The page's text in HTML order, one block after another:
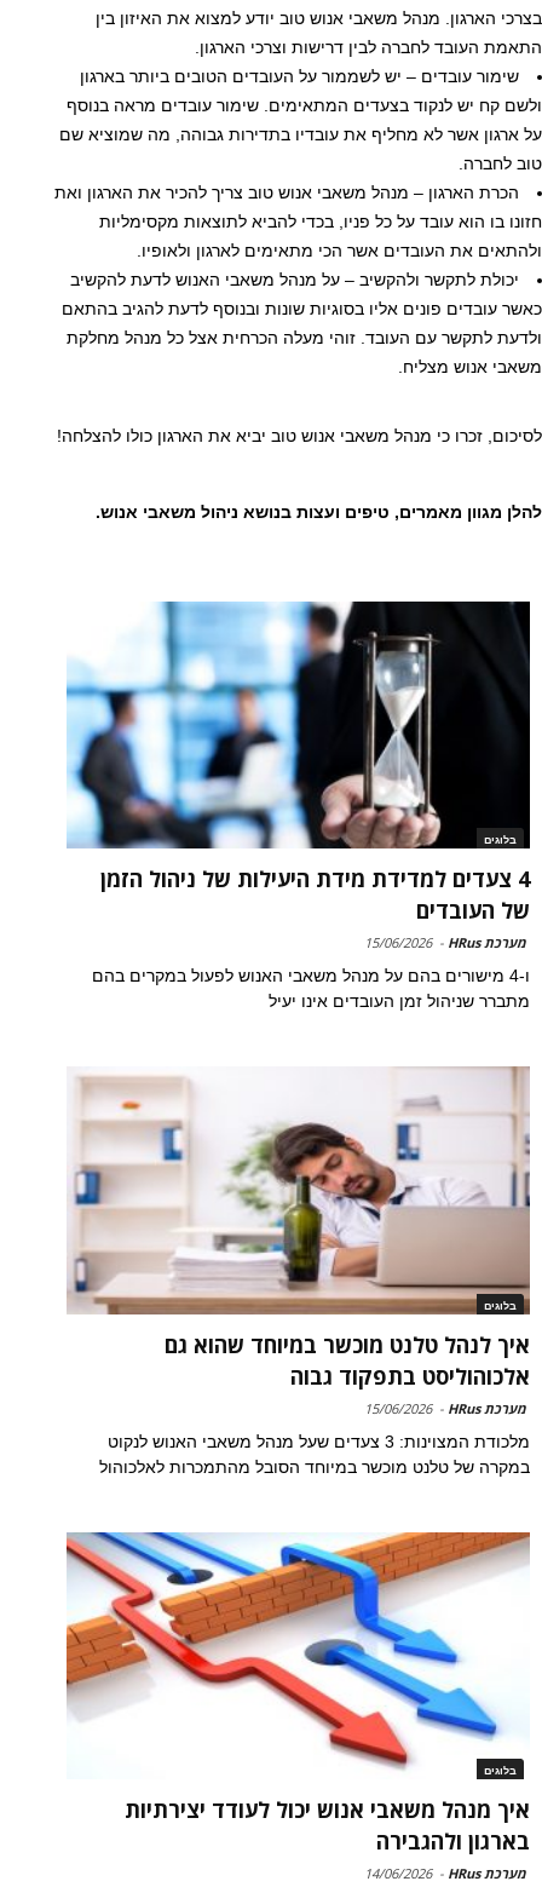
בצרכי הארגון. מנהל משאבי אנוש טוב יודע למצוא את האיזון בין
התאמת העובד לחברה לבין דרישות וצרכי הארגון.
שימור עובדים – יש לשממור על העובדים הטובים ביותר בארגון
ולשם קח יש לנקוד בצעדים המתאימים. שימור עובדים מראה בנוסף
על ארגון אשר לא מחליף את עובדיו בתדירות גבוהה, מה שמוציא שם
טוב לחברה.
הכרת הארגון – מנהל משאבי אנוש טוב צריך להכיר את הארגון ואת
חזונו בו הוא עובד על כל פניו, בכדי להביא לתוצאות מקסימליות
ולהתאים את העובדים אשר הכי מתאימים לארגון ולאופיו.
יכולת לתקשר ולהקשיב – על מנהל משאבי האנוש לדעת להקשיב
כאשר עובדים פונים אליו בסוגיות שונות ובנוסף לדעת להגיב בהתאם
ולדעת לתקשר עם העובד. זוהי מעלה הכרחית אצל כל מנהל מחלקת
משאבי אנוש מצליח.
לסיכום, זכרו כי מנהל משאבי אנוש טוב יביא את הארגון כולו להצלחה!
להלן מגוון מאמרים, טיפים ועצות בנושא ניהול משאבי אנוש.
בלוגים
4 צעדים למדידת מידת היעילות של ניהול הזמן
של העובדים
מערכת HRus -
15/06/2026
ו-4 מישורים בהם על מנהל משאבי האנוש לפעול במקרים בהם
מתברר שניהול זמן העובדים אינו יעיל
בלוגים
איך לנהל טלנט מוכשר במיוחד שהוא גם
אלכוהוליסט בתפקוד גבוה
מערכת HRus -
15/06/2026
מלכודת המצוינות: 3 צעדים שעל מנהל משאבי האנוש לנקוט
במקרה של טלנט מוכשר במיוחד הסובל מהתמכרות לאלכוהול
בלוגים
איך מנהל משאבי אנוש יכול לעודד יצירתיות
בארגון ולהגבירה
מערכת HRus -
14/06/2026